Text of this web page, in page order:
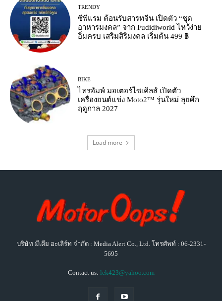
TRENDY
ซีพีแรม ต้อนรับสารทจีน เปิดตัว “ชุด
อาหารมงคล” จาก Fudidiworld ไหว้ง่าย
อิ่มครบ เสริมสิริมงคล เริ่มต้น 499 ฿
BIKE
ไทรอัมพ์ มอเตอร์ไซเคิลส์ เปิดตัว
เครื่องยนต์แข่ง Moto2™ รุ่นใหม่ ลุยศึก
ฤดูกาล 2027
Load more
บริษัท มีเดีย อะเลิร์ท จำกัด : Media Alert Co., Ltd. โทรศัพท์ : 06-2331-
5695
Contact us: lek423@yahoo.com